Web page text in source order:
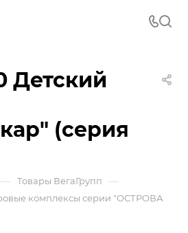
Детский
(серия
— Товары ВегаГрупп —
комплексы серии "ОСТРОВА